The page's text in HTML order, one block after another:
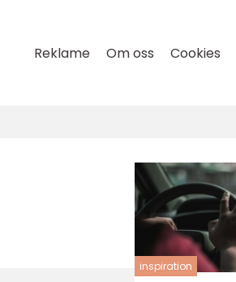
Reklame Om oss Cookies
inspiration